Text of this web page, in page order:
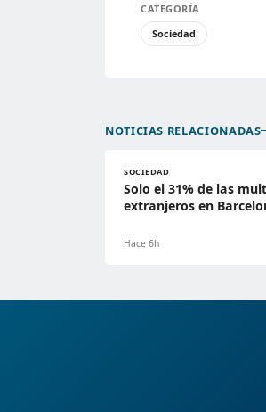
CATEGORÍA
Sociedad
NOTICIAS RELACIONADAS
SOCIEDAD
Solo el 31% de las
extranjeros en
Hace 6h